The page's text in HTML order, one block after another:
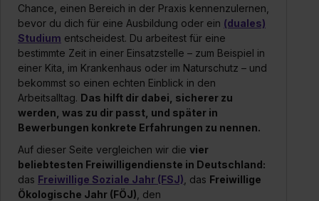
Chance, einen Bereich in der Praxis kennenzulernen,
bevor du dich für eine Ausbildung oder ein (duales)
Studium entscheidest. Du arbeitest für eine
bestimmte Zeit in einer Einsatzstelle – zum Beispiel in
einer Kita, im Krankenhaus oder im Naturschutz – und
bekommst so einen echten Einblick in den
Arbeitsalltag. Das hilft dir dabei, sicherer zu
werden, was zu dir passt, und später in
Bewerbungen konkrete Erfahrungen zu nennen.
Auf dieser Seite vergleichen wir die vier
beliebtesten Freiwilligendienste in Deutschland:
das Freiwillige Soziale Jahr (FSJ) , das Freiwillige
Ökologische Jahr (FÖJ) , den